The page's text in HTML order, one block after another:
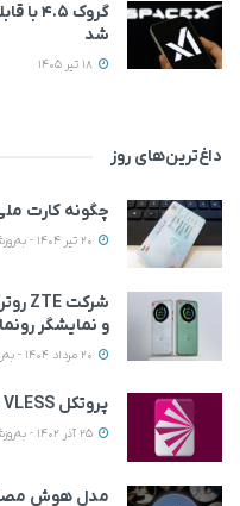
گروک
شد
داغ‌ترین‌های روز
چگونه کارت
و نمایشگر
پروتکل VLESS چیست و چه کاربردهایی دارد؟